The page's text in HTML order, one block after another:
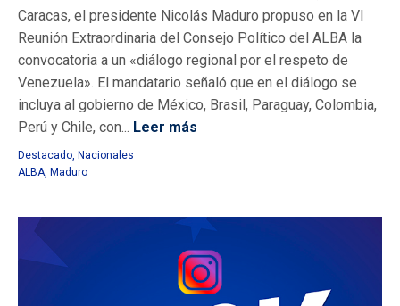
Caracas, el presidente Nicolás Maduro propuso en la VI
Reunión Extraordinaria del Consejo Político del ALBA la
convocatoria a un «diálogo regional por el respeto de
Venezuela». El mandatario señaló que en el diálogo se
incluya al gobierno de México, Brasil, Paraguay, Colombia,
Perú y Chile, con... Leer más
Destacado, Nacionales
ALBA, Maduro